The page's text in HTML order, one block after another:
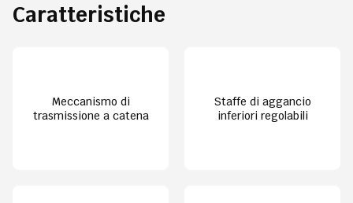
Caratteristiche
Meccanismo di
trasmissione a catena
Staffe di aggancio
inferiori regolabili